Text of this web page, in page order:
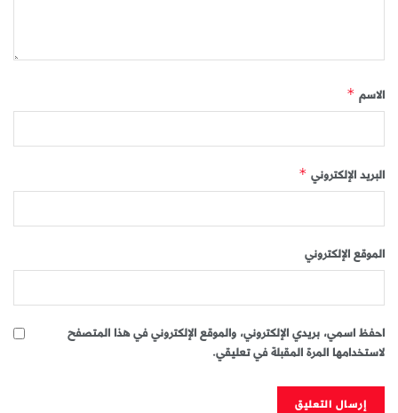
الاسم *
البريد الإلكتروني *
الموقع الإلكتروني
احفظ اسمي، بريدي الإلكتروني، والموقع الإلكتروني في هذا المتصفح
لاستخدامها المرة المقبلة في تعليقي.